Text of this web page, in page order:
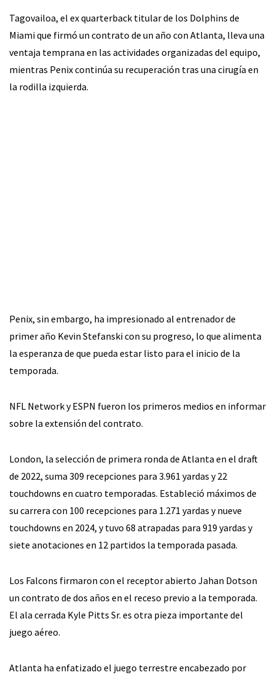
Tagovailoa, el ex quarterback titular de los Dolphins de
Miami que firmó un contrato de un año con Atlanta, lleva una
ventaja temprana en las actividades organizadas del equipo,
mientras Penix continúa su recuperación tras una cirugía en
la rodilla izquierda.
Penix, sin embargo, ha impresionado al entrenador de
primer año Kevin Stefanski con su progreso, lo que alimenta
la esperanza de que pueda estar listo para el inicio de la
temporada.
NFL Network y ESPN fueron los primeros medios en informar
sobre la extensión del contrato.
London, la selección de primera ronda de Atlanta en el draft
de 2022, suma 309 recepciones para 3.961 yardas y 22
touchdowns en cuatro temporadas. Estableció máximos de
su carrera con 100 recepciones para 1.271 yardas y nueve
touchdowns en 2024, y tuvo 68 atrapadas para 919 yardas y
siete anotaciones en 12 partidos la temporada pasada.
Los Falcons firmaron con el receptor abierto Jahan Dotson
un contrato de dos años en el receso previo a la temporada.
El ala cerrada Kyle Pitts Sr. es otra pieza importante del
juego aéreo.
Atlanta ha enfatizado el juego terrestre encabezado por